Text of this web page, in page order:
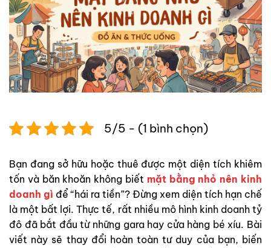
5/5 - (1 bình chọn)
Bạn đang sở hữu hoặc thuê được một diện tích khiêm
tốn và băn khoăn không biết mặt bằng nhỏ nên kinh
doanh gì để “hái ra tiền”? Đừng xem diện tích hạn chế
là một bất lợi. Thực tế, rất nhiều mô hình kinh doanh tỷ
đô đã bắt đầu từ những gara hay cửa hàng bé xíu. Bài
viết này sẽ thay đổi hoàn toàn tư duy của bạn, biến